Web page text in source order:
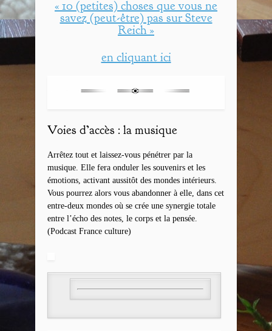
« 10 (petites) choses que vous ne
savez (peut-être) pas sur Steve
Reich »
en cliquant ici
Voies d’accès : la musique
Arrêtez tout et laissez-vous pénétrer par la
musique. Elle fera onduler les souvenirs et les
émotions, activant aussitôt des mondes intérieurs.
Vous pourrez alors vous abandonner à elle, dans cet
entre-deux mondes où se crée une synergie totale
entre l’écho des notes, le corps et la pensée.
(Podcast France culture)